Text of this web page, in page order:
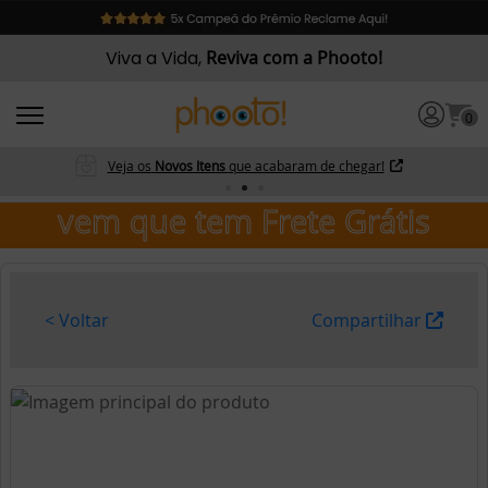
Viva a Vida, Reviva com a Phooto!
0
Veja os Novos Itens que acabaram de chegar!
vem que tem Frete Grátis
< Voltar Compartilhar